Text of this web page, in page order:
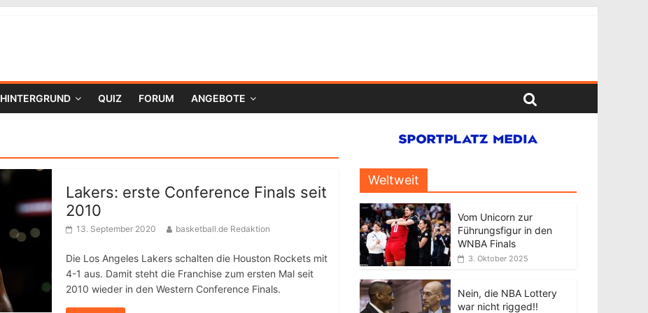
HINTERGRUND QUIZ FORUM ANGEBOTE
Lakers: erste Conference Finals seit
2010
13. September 2020 basketball.de Redaktion
Die Los Angeles Lakers schalten die Houston Rockets mit
4-1 aus. Damit steht die Franchise zum ersten Mal seit
2010 wieder in den Western Conference Finals.
Weltweit
Vom Unicorn zur
Führungsfigur in den
WNBA Finals
3. Oktober 2025
Nein, die NBA Lottery
war nicht rigged!!